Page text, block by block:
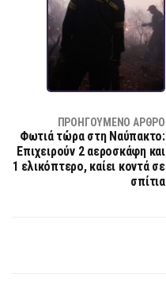
ΠΡΟΗΓΟΎΜΕΝΟ ΆΡΘΡΟ
Φωτιά τώρα στη Ναύπακτο:
Eπιχειρούν 2 αεροσκάφη και
1 ελικόπτερο, καίει κοντά σε
σπίτια